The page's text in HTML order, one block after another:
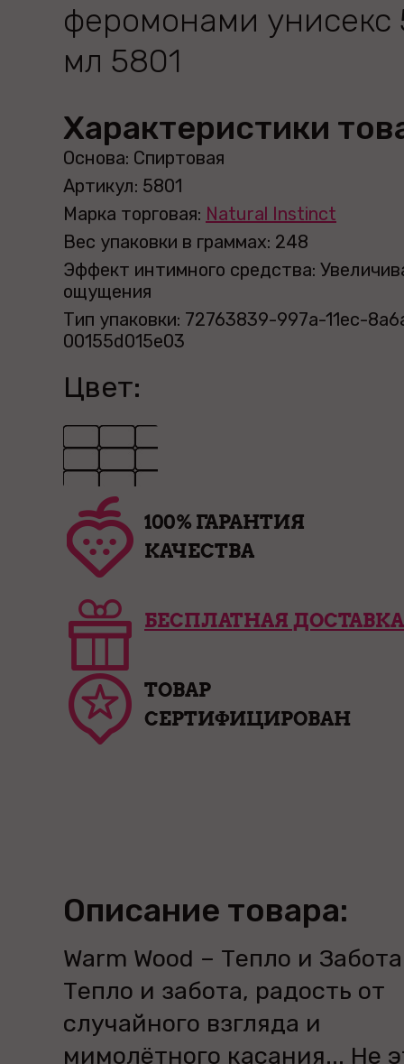
феромонами унисекс
мл 5801
Характеристики
Основа: Спиртовая
Артикул: 5801
Марка торговая: Natural Instinct
Вес упаковки в граммах: 248
Эффект интимного средства:
ощущения
Тип упаковки: 72763839-997a-11ec-
00155d015e03
Цвет:
100% ГАРАНТИЯ
КАЧЕСТВА
БЕСПЛАТНАЯ ДОСТАВКА
ТОВАР
СЕРТИФИЦИРОВАН
Описание товара:
Warm Wood – Тепло и Забота
Тепло и забота, радость от
случайного взгляда и
мимолётного касания... Не